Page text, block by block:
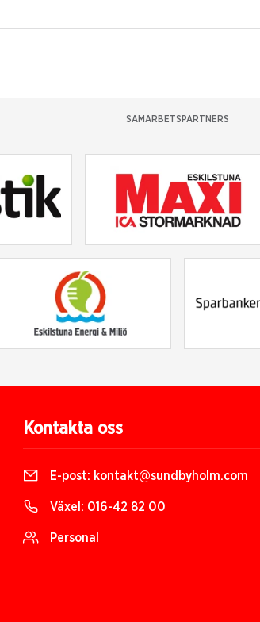
SAMARBETSPARTNERS
Kontakta oss
E-post: kontakt@sundbyholm.com
Växel: 016-42 82 00
Personal